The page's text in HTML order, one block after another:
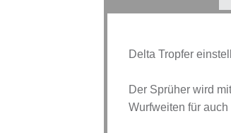
Delta Tropfer
Der Sprüher wird
Wurfweiten für